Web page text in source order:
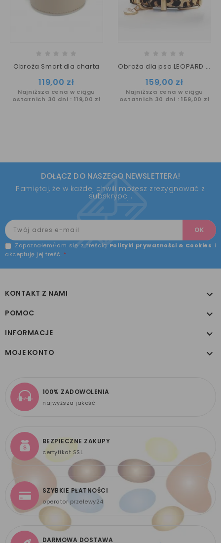
Obroża Smart dla charta
Cena
119,00 zł
Najniższa cena w ciągu
ostatnich 30 dni : 119,00 zł
Obroża dla psa LEOPARD zwierzęcy wzór/ M&P
Cena
159,00 zł
Najniższa cena w ciągu
ostatnich 30 dni : 159,00 zł
DOŁĄCZ DO NASZEGO NEWSLETTERA!
Pamiętaj, że w każdej chwili możesz zrezygnować z
subskrypcji.
Zapoznałem/łam się z treścią Polityki prywatności & Cookies i
akceptuję jej treść. *
KONTAKT Z NAMI 
POMOC 
INFORMACJE 
MOJE KONTO 
100% ZADOWOLENIA
najwyższa jakość
BEZPIECZNE ZAKUPY
certyfikat SSL
SZYBKIE PŁATNOŚCI
operator przelewy24
DARMOWA DOSTAWA